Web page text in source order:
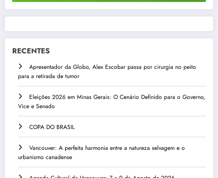
RECENTES
Apresentador da Globo, Alex Escobar passa por cirurgia no peito
para a retirada de tumor
Eleições 2026 em Minas Gerais: O Cenário Definido para o Governo,
Vice e Senado
COPA DO BRASIL
Vancouver: A perfeita harmonia entre a natureza selvagem e o
urbanismo canadense